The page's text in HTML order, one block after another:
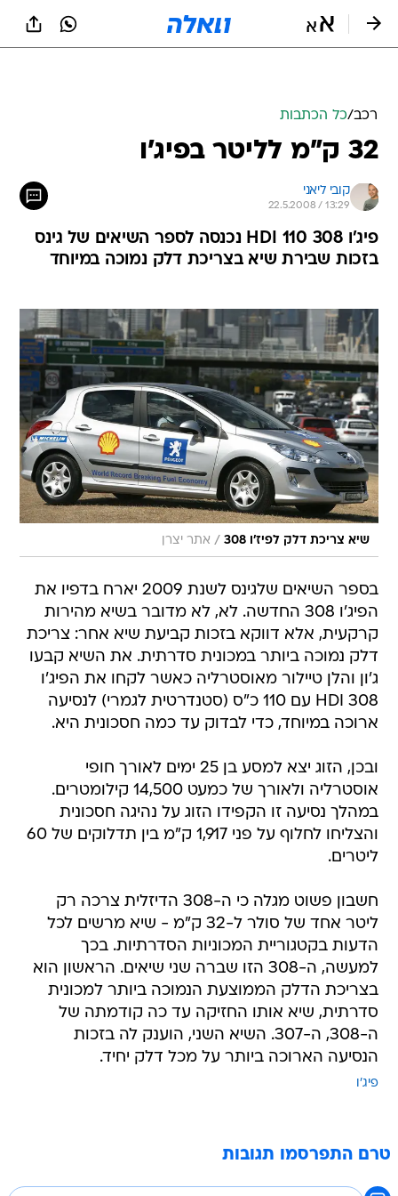
רכב/כל הכתבות
32 ק"מ לליטר בפיג'ו
קובי ליאני
22.5.2008 / 13:29
פיג'ו 308 HDI 110 נכנסה לספר השיאים של גינס
בזכות שבירת שיא בצריכת דלק נמוכה במיוחד
שיא צריכת דלק לפיז'ו 308 / אתר יצרן
בספר השיאים שלגינס לשנת 2009 יארח בדפיו את
הפיג'ו 308 החדשה. לא, לא מדובר בשיא מהירות
קרקעית, אלא דווקא בזכות קביעת שיא אחר: צריכת
דלק נמוכה ביותר במכונית סדרתית. את השיא קבעו
ג'ון והלן טיילור מאוסטרליה כאשר לקחו את הפיג'ו
308 HDI עם 110 כ"ס (סטנדרטית לגמרי) לנסיעה
ארוכה במיוחד, כדי לבדוק עד כמה חסכונית היא.
ובכן, הזוג יצא למסע בן 25 ימים לאורך חופי
אוסטרליה ולאורך של כמעט 14,500 קילומטרים.
במהלך נסיעה זו הקפידו הזוג על נהיגה חסכונית
והצליחו לחלוף על פני 1,917 ק"מ בין תדלוקים של 60
ליטרים.
חשבון פשוט מגלה כי ה-308 הדיזלית צרכה רק
ליטר אחד של סולר ל-32 ק"מ - שיא מרשים לכל
הדעות בקטגוריית המכוניות הסדרתיות. בכך
למעשה, ה-308 הזו שברה שני שיאים. הראשון הוא
בצריכת הדלק הממוצעת הנמוכה ביותר למכונית
סדרתית, שיא אותו החזיקה עד כה קודמתה של
ה-308, ה-307. השיא השני, הוענק לה בזכות
הנסיעה הארוכה ביותר על מכל דלק יחיד.
פיג'ו
טרם התפרסמו תגובות